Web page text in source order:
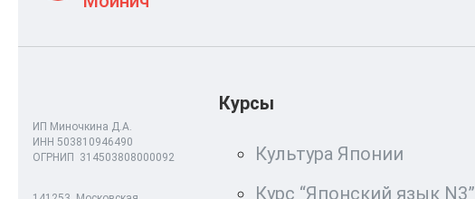
ИП Миночкина Д.А.
ИНН 503810946490
ОГРНИП 314503808000092
Курсы
Культура Японии
Курс “Японский язык N3”